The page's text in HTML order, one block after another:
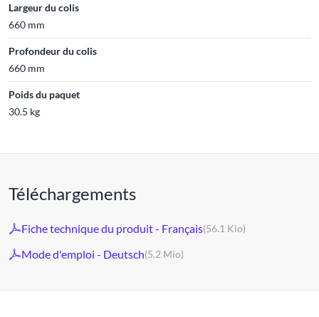
Largeur du colis
660 mm
Profondeur du colis
660 mm
Poids du paquet
30.5 kg
Téléchargements
Fiche technique du produit - Français(56.1 Kio)
Mode d'emploi - Deutsch(5.2 Mio)